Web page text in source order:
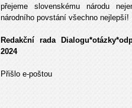
přejeme slovenskému národu
národního povstání všechno nejlepší!
Redakční rada
2024
Přišlo e-poštou